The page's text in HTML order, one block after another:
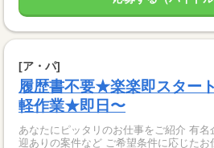
[ア・パ]
履歴書不要★楽楽即スター
軽作業★即日〜
あなたにピッタリのお仕事をご紹介 有
迎ありの案件など ご希望条件に応じた